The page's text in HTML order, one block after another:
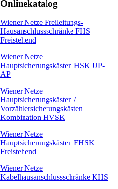
Onlinekatalog
Wiener Netze Freileitungs-
Hausanschlussschränke FHS
Freistehend
Wiener Netze
Hauptsicherungskästen HSK UP-
AP
Wiener Netze
Hauptsicherungskästen /
Vorzählersicherungskästen
Kombination HVSK
Wiener Netze
Hauptsicherungskästen FHSK
Freistehend
Wiener Netze
Kabelhausanschlussschränke KHS